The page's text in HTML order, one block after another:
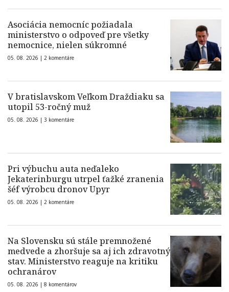
Asociácia nemocníc požiadala
ministerstvo o odpoveď pre všetky
nemocnice, nielen súkromné
05. 08. 2026 | 2 komentáre
V bratislavskom Veľkom Draždiaku sa
utopil 53-ročný muž
05. 08. 2026 | 3 komentáre
Pri výbuchu auta neďaleko
Jekaterinburgu utrpel ťažké zranenia
šéf výrobcu dronov Upyr
05. 08. 2026 | 2 komentáre
Na Slovensku sú stále premnožené
medvede a zhoršuje sa aj ich zdravotný
stav. Ministerstvo reaguje na kritiku
ochranárov
05. 08. 2026 | 8 komentárov